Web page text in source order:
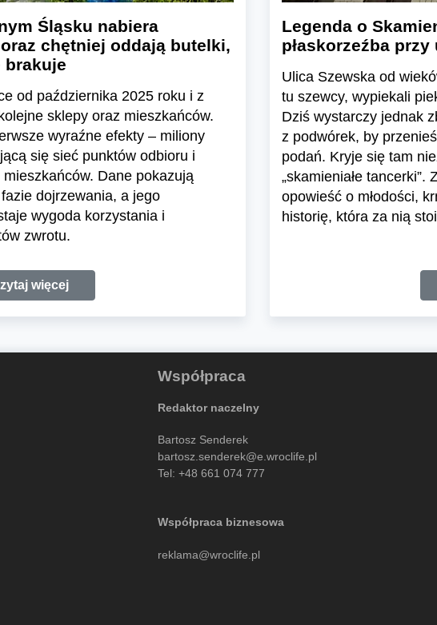
Śląsku nabiera
chętniej oddają butelki,
brakuje
od października 2025 roku i z
sklepy oraz mieszkańców.
wyraźne efekty – miliony
się sieć punktów odbioru i
Dane pokazują
dojrzewania, a jego
wygoda korzystania i
zwrotu.
więcej
Legenda o
płaskorzeźba
Ulica Szewska od
tu szewcy, wypiekali
Dziś wystarczy jednak
z podwórek, by
podań. Kryje się tam
„skamieniałe
opowieść o młodości,
historię, która za nią
Współpraca
Redaktor naczelny
Bartosz Senderek
bartosz.senderek@e.wroclife.pl
Tel: +48 661 074 777
Współpraca biznesowa
reklama@wroclife.pl